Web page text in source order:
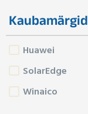
Kaubamärgid
Huawei
SolarEdge
Winaico